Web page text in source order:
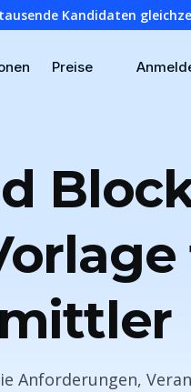
Kandidaten
Preise
Anforderungen,